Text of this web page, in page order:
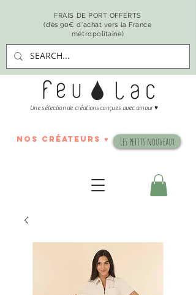
Une sélection de créations conçues avec amour♥
FRAIS DE PORT OFFERTS
(dès 90€ d'achat vers la France
métropolitaine)
nos créateurs ♥ Les petits nouveaux